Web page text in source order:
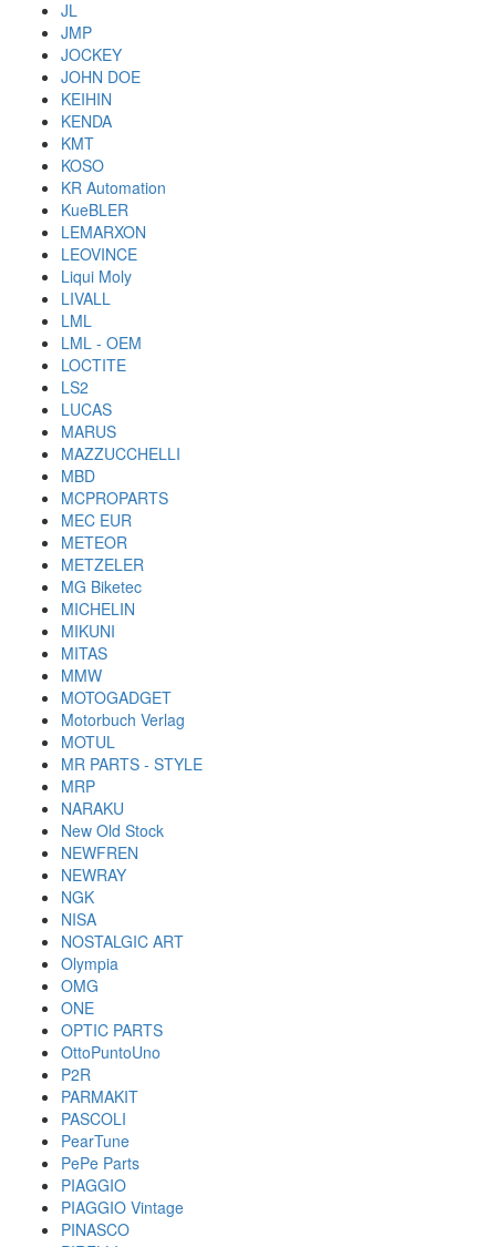
JL
JMP
JOCKEY
JOHN DOE
KEIHIN
KENDA
KMT
KOSO
KR Automation
KueBLER
LEMARXON
LEOVINCE
Liqui Moly
LIVALL
LML
LML - OEM
LOCTITE
LS2
LUCAS
MARUS
MAZZUCCHELLI
MBD
MCPROPARTS
MEC EUR
METEOR
METZELER
MG Biketec
MICHELIN
MIKUNI
MITAS
MMW
MOTOGADGET
Motorbuch Verlag
MOTUL
MR PARTS - STYLE
MRP
NARAKU
New Old Stock
NEWFREN
NEWRAY
NGK
NISA
NOSTALGIC ART
Olympia
OMG
ONE
OPTIC PARTS
OttoPuntoUno
P2R
PARMAKIT
PASCOLI
PearTune
PePe Parts
PIAGGIO
PIAGGIO Vintage
PINASCO